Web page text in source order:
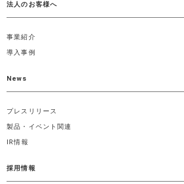
法人のお客様へ
事業紹介
導入事例
News
プレスリリース
製品・イベント関連
IR情報
採用情報